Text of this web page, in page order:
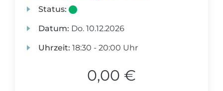
Status:
Datum: Do. 10.12.2026
Uhrzeit: 18:30 - 20:00 Uhr
0,00 €